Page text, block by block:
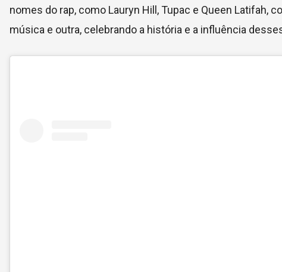
nomes do rap, como Lauryn Hill, Tupac e Queen Latifah,
música e outra, celebrando a história e a influência